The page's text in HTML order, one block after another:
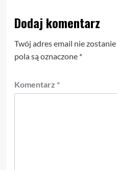
Dodaj komentarz
Twój adres email nie
pola są oznaczone *
Komentarz *